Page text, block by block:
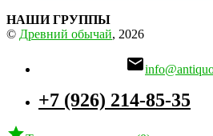
НАШИ ГРУППЫ
© Древний обычай, 2026

+7 (926) 214-85-35